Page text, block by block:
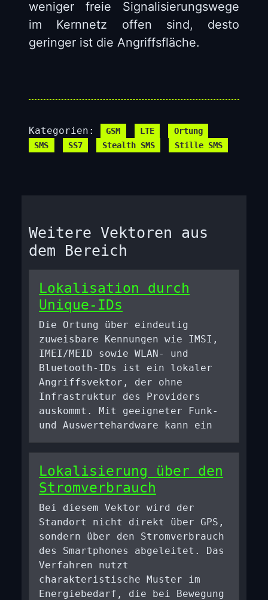
weniger freie Signalisierungswege
im Kernnetz offen sind, desto
geringer ist die Angriffsfläche.
Kategorien: GSM LTE
Ortung
SMS
SS7 Stealth SMS Stille SMS
Weitere Vektoren aus
dem Bereich
Lokalisation durch
Unique-IDs
Die Ortung über eindeutig
zuweisbare Kennungen wie IMSI,
IMEI/MEID sowie WLAN- und
Bluetooth-IDs ist ein lokaler
Angriffsvektor, der ohne
Infrastruktur des Providers
auskommt. Mit geeigneter Funk-
und Auswertehardware kann ein
Lokalisierung über den
Stromverbrauch
Bei diesem Vektor wird der
Standort nicht direkt über GPS,
sondern über den Stromverbrauch
des Smartphones abgeleitet. Das
Verfahren nutzt
charakteristische Muster im
Energiebedarf, die bei Bewegung